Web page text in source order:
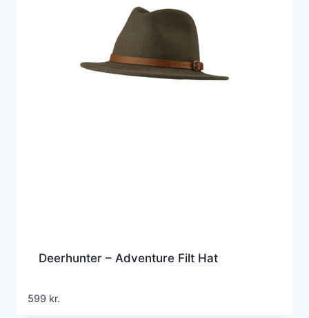
Deerhunter – Adventure Filt Hat
599 kr.